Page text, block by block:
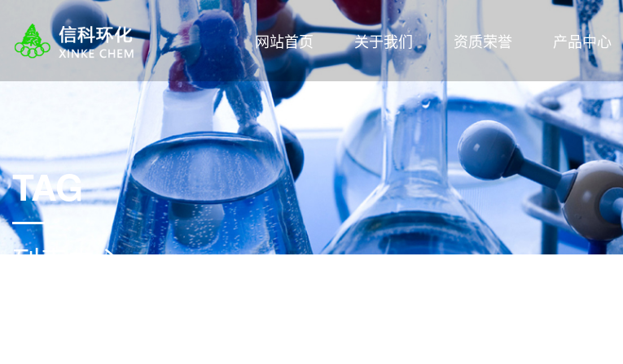
网站首页 关于我们 资质荣誉 产品中心
TAG
列表中心